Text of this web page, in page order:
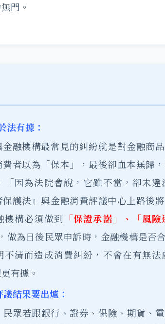
門。
法有據：
融機構最常見的糾紛就是對金融商
者以為「保本」，最後卻血本無歸
「因為法院會說，它雖不當，卻未
保護法』與金融消費評議中心上路後
機構必須做到 「保證承諾」、「風
做為日後民眾申訴時，金融機構是否
不清而造成消費糾紛，不會在有無
有據。
結果要出爐：
民眾若跟銀行、證券、保險、期貨、